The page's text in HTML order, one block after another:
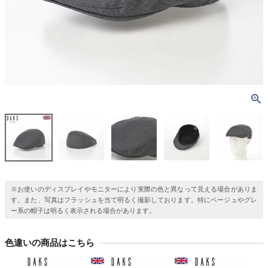
※お使いのディスプレイやモニターにより実際の色と異なって見える場合がありま
す。また、写真はフラッシュを当て明るく撮影しております。特にベージュやグレ
ー系の帽子は明るく表示される場合があります。
色違いの商品はこちら